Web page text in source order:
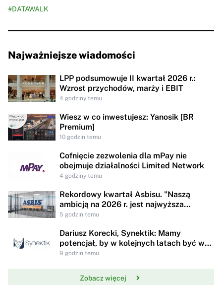
#DATAWALK
Najważniejsze wiadomości
LPP podsumowuje II kwartał 2026 r.:
Wzrost przychodów, marży i EBIT
4 godziny temu
Wiesz w co inwestujesz: Yanosik [BR
Premium]
10 godzin temu
Cofnięcie zezwolenia dla mPay nie
obejmuje działalności Limited Network
4 godziny temu
Rekordowy kwartał Asbisu. "Naszą
ambicją na 2026 r. jest najwyższa
rentowności w historii"
5 godzin temu
Dariusz Korecki, Synektik: Mamy
potencjał, by w kolejnych latach być w
awangardzie rewolucji technologicznej
9 godzin temu
Zobacz więcej